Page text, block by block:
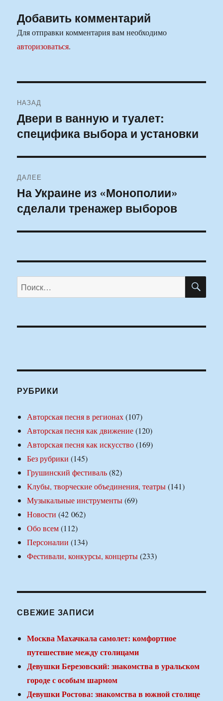
Добавить комментарий
Для отправки комментария вам необходимо
авторизоваться.
по
записям
НАЗАД
Предыдущая
запись:
Двери в ванную и туалет:
специфика выбора и установки
ДАЛЕЕ
Следующая
запись:
На Украине из «Монополии»
сделали тренажер выборов
Искать:
РУБРИКИ
Авторская песня в регионах(107)
Авторская песня как движение(120)
Авторская песня как искусство(169)
Без рубрики (145)
Грушинский фестиваль(82)
Клубы, творческие объединения, театры(141)
Музыкальные инструменты(69)
Новости (42 062)
Обо всем(112)
Персоналии (134)
Фестивали, конкурсы, концерты(233)
СВЕЖИЕ ЗАПИСИ
Москва Махачкала самолет: комфортное
путешествие между столицами
Девушки Березовский: знакомства в уральском
городе с особым шармом
Девушки Ростова: знакомства в южной столице